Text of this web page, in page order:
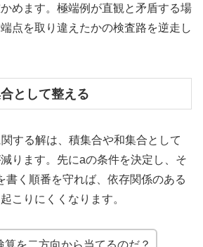
めます。極端例が直観と矛盾する場
点を取り違えたかの検査路を逆走し
として整える
する解は、積集合や和集合として
ります。先にaの条件を決定し、そ
書く順番を守れば、依存関係のある
こりにくくなります。